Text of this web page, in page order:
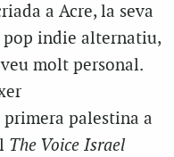
a Acre, la seva
indie alternatiu,
molt personal.
palestina a
The Voice Israel